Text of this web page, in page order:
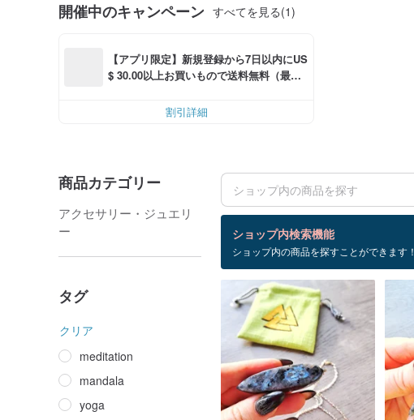
開催中のキャンペーン すべてを見る(1)
【アプリ限定】新規登録から7日以内にUS
$ 30.00以上お買いもので送料無料（最大U
割引詳細
商品カテゴリー
アクセサリー・ジュエリ
ー
タグ
クリア
meditation
mandala
yoga
ショップ内検索機能
ショップ内の商品を探すことができます！
検索結果：3 件
pendulum